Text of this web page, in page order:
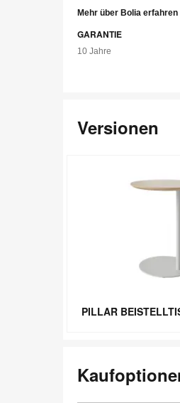
Mehr über Bolia erfahren
GARANTIE
10 Jahre
Versionen
PILLAR